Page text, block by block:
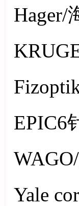
Hager/
EPIC6
Yale